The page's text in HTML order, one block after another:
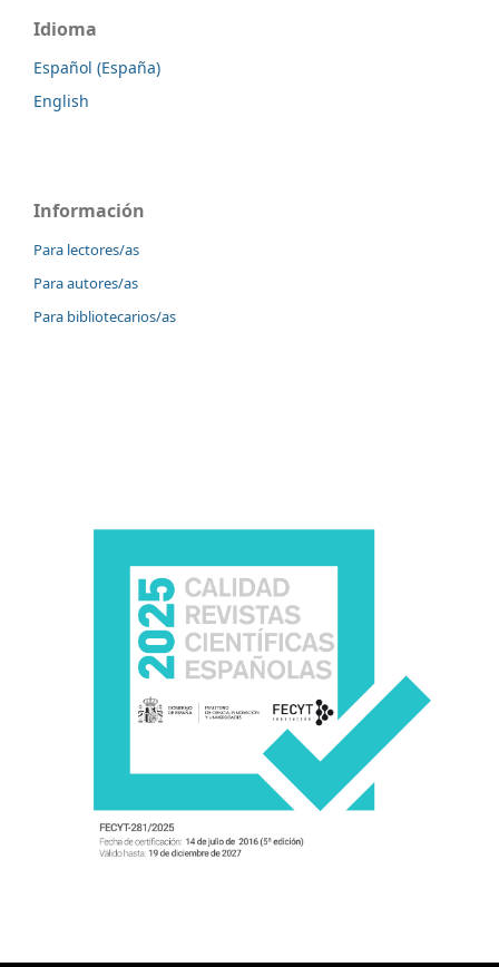
Idioma
Español (España)
English
Información
Para lectores/as
Para autores/as
Para bibliotecarios/as